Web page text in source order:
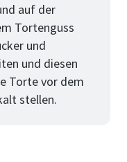
auf der
Tortenguss
und
und diesen
Torte vor dem
stellen.